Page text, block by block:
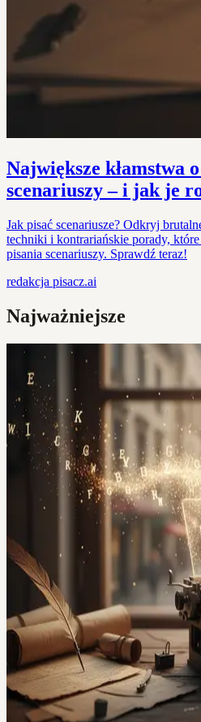
Największe kłamstwa
scenariuszy – i jak je
Jak pisać scenariusze? Odkryj
techniki i kontrariańskie porady,
pisania scenariuszy. Sprawdź teraz!
redakcja pisacz.ai
Najważniejsze